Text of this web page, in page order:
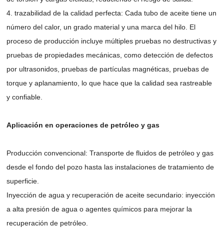
4. trazabilidad de la calidad perfecta: Cada tubo de aceite tiene un
número del calor, un grado material y una marca del hilo. El
proceso de producción incluye múltiples pruebas no destructivas y
pruebas de propiedades mecánicas, como detección de defectos
por ultrasonidos, pruebas de partículas magnéticas, pruebas de
torque y aplanamiento, lo que hace que la calidad sea rastreable
y confiable.
Aplicación en operaciones de petróleo y gas
Producción convencional: Transporte de fluidos de petróleo y gas
desde el fondo del pozo hasta las instalaciones de tratamiento de
superficie.
Inyección de agua y recuperación de aceite secundario: inyección
a alta presión de agua o agentes químicos para mejorar la
recuperación de petróleo.